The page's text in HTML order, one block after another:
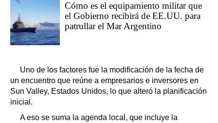
Cómo es el equipamiento militar que
el Gobierno recibirá de EE.UU. para
patrullar el Mar Argentino
Uno de los factores fue la modificación de la fecha de
un encuentro que reúne a empresarios e inversores en
Sun Valley, Estados Unidos, lo que alteró la planificación
inicial.
A eso se suma la agenda local, que incluye la